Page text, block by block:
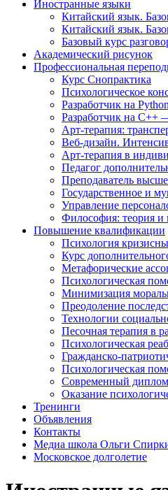
Иностранные языки
Китайский язык.
Китайский язык.
Базовый курс
Академический рисунок
Профессиональная
Курс Снопрактика
Психологическое
Разработчик на
Разработчик на C++
Арт-терапия:
Веб-дизайн.
Арт-терапия в
Педагог
Преподаватель
Государственное и
Управление
Философия: теория и
Повышение квалификации
Психология
Курс
Метафорические
Психологическая
Минимизация
Преодоление
Технологии
Песочная терапия в
Психологическая
Гражданско-
Психологическая
Современный
Оказание
Тренинги
Объявления
Контакты
Медиа школа Ольги
Московское долголетие